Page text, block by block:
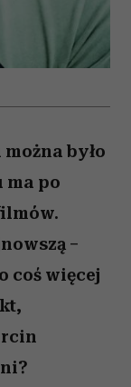
było
ma po
–
coś więcej